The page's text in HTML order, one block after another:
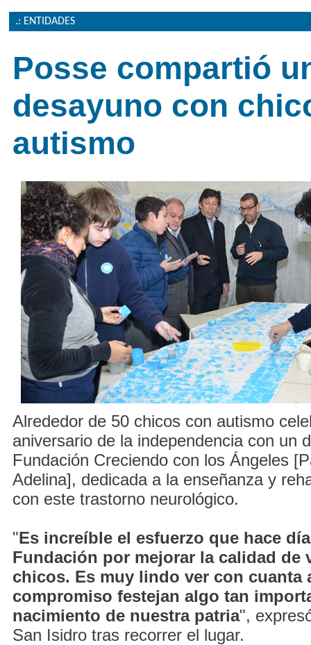
.: ENTIDADES
Posse compartió
desayuno con
autismo
Alrededor de 50 chicos con autismo
aniversario de la independencia con un
Fundación Creciendo con los Ángeles
Adelina], dedicada a la enseñanza y
con este trastorno neurológico.
"Es increíble el esfuerzo que hace
Fundación por mejorar la calidad de
chicos. Es muy lindo ver con cuanta
compromiso festejan algo tan
nacimiento de nuestra patria",
San Isidro tras recorrer el lugar.